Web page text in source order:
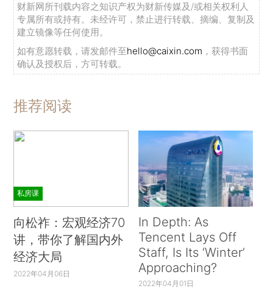
财新网所刊载内容之知识产权为财新传媒及/或相关权利人
专属所有或持有。未经许可，禁止进行转载、摘编、复制及
建立镜像等任何使用。
如有意愿转载，请发邮件至hello@caixin.com ，获得书面
确认及授权后，方可转载。
推荐阅读
私房课
向松祚：宏观经济70
讲，带你了解国内外
经济大局
2022年04月06日
In Depth: As
Tencent Lays Off
Staff, Is Its ‘Winter’
Approaching?
2022年04月01日